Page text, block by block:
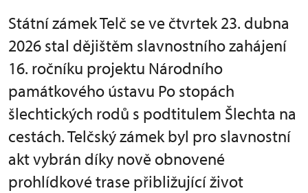
Státní zámek Telč se ve čtvrtek 23. dubna
2026 stal dějištěm slavnostního zahájení
16. ročníku projektu Národního
památkového ústavu Po stopách
šlechtických rodů s podtitulem Šlechta na
cestách. Telčský zámek byl pro slavnostní
akt vybrán díky nově obnovené
prohlídkové trase přibližující život